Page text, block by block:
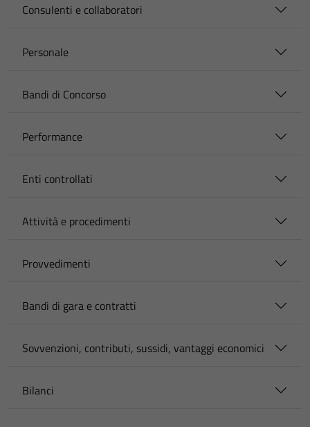
Consulenti e collaboratori
Personale
Bandi di Concorso
Performance
Enti controllati
Attività e procedimenti
Provvedimenti
Bandi di gara e contratti
Sovvenzioni, contributi, sussidi, vantaggi economici
Bilanci